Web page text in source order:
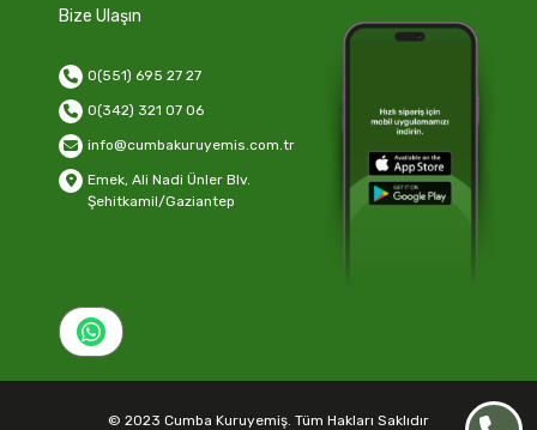
Bize Ulaşın
0(551) 695 27 27
0(342) 321 07 06
info@cumbakuruyemis.com.tr
Emek, Ali Nadi Ünler Blv.
Şehitkamil/Gaziantep
© 2023 Cumba Kuruyemiş. Tüm Hakları Saklıdır